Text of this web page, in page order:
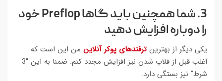
3. شما همچنین باید گاها Preflop خود
را دوباره افزایش دهید
یکی دیگر از بهترین ترفندهای پوکر آنلاین من این است که
اغلب قبل از فلاپ شدن نیز افزایش مجدد کنم. ضمنا به این “3
شرط” نیز بستگی دارد.